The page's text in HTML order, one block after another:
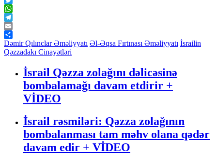
Twitter
WhatsApp
Telegram
Email
Share
Dəmir Qılınclar Əməliyyatı Əl-Əqsa Fırtınası Əməliyyatı İsrailin
Qəzzadakı Cinayətləri
İsrail Qəzza zolağını dəlicəsinə
bombalamağı davam etdirir +
VİDEO
İsrail rəsmiləri: Qəzza zolağının
bombalanması tam məhv olana qədər
davam edir + VİDEO